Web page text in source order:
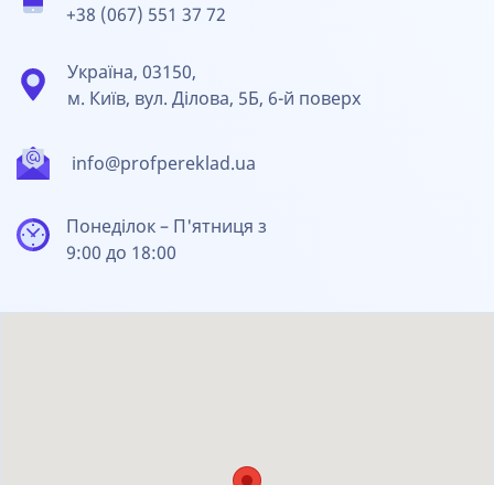
+38 (067) 551 37 72
info@profpereklad.ua
Україна, 03150,
м. Київ, вул. Ділова, 5Б, 6-й поверх
Понеділок – П'ятниця з
9:00 до 18:00